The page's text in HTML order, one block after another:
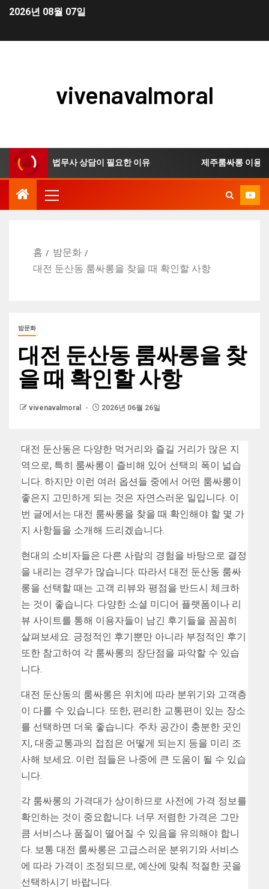
2026년 08월 07일
vivenavalmoral
생 신청 시 법무사 상담이 필요한 이유 제주룸싸롱 이용 전
홈
밤문화
대전 둔산동 룸싸롱을 찾을 때 확인할 사항
밤문화
대전 둔산동 룸싸롱을 찾
을 때 확인할 사항
vivenavalmoral 2026년 06월 26일
대전 둔산동은 다양한 먹거리와 즐길 거리가 많은 지
역으로, 특히 룸싸롱이 즐비해 있어 선택의 폭이 넓습
니다. 하지만 이런 여러 옵션들 중에서 어떤 룸싸롱이
좋은지 고민하게 되는 것은 자연스러운 일입니다. 이
번 글에서는 대전 룸싸롱을 찾을 때 확인해야 할 몇 가
지 사항들을 소개해 드리겠습니다.
현대의 소비자들은 다른 사람의 경험을 바탕으로 결정
을 내리는 경우가 많습니다. 따라서 대전 둔산동 룸싸
롱을 선택할 때는 고객 리뷰와 평점을 반드시 체크하
는 것이 좋습니다. 다양한 소셜 미디어 플랫폼이나 리
뷰 사이트를 통해 이용자들이 남긴 후기들을 꼼꼼히
살펴보세요. 긍정적인 후기뿐만 아니라 부정적인 후기
또한 참고하여 각 룸싸롱의 장단점을 파악할 수 있습
니다.
대전 둔산동의 룸싸롱은 위치에 따라 분위기와 고객층
이 다를 수 있습니다. 또한, 편리한 교통편이 있는 장소
를 선택하면 더욱 좋습니다. 주차 공간이 충분한 곳인
지, 대중교통과의 접점은 어떻게 되는지 등을 미리 조
사해 보세요. 이런 점들은 나중에 큰 도움이 될 수 있습
니다.
각 룸싸롱의 가격대가 상이하므로 사전에 가격 정보를
확인하는 것이 중요합니다. 너무 저렴한 가격은 그만
큼 서비스나 품질이 떨어질 수 있음을 유의해야 합니
다. 보통 대전 룸싸롱은 고급스러운 분위기와 서비스
에 따라 가격이 조정되므로, 예산에 맞춰 적절한 곳을
선택하시기 바랍니다.